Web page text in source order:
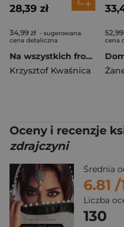
28,39 zł
34,99 zł - sugerowana
cena detaliczna
Na wszystkich frontach życia
Krzysztof Kwaśnica
52,99
cena
Oceny i recenzje
zdrajczyni
Średnia
6.81 /
Liczba
130